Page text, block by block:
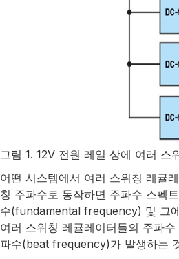
그림 1. 12V 전원 레일 상에 여러 스
어떤 시스템에서 여러 스위칭 레귤
칭 주파수로 동작하면 주파수 스펙
수(fundamental frequency) 및 그
여러 스위칭 레귤레이터들의 주파
파수(beat frequency)가 발생하는